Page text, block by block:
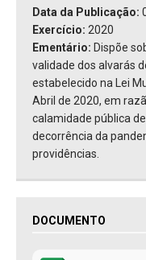
Data da Publicação:
Exercício: 2020
Ementário: Dispõe
validade dos alvarás
estabelecido na Lei
Abril de 2020, em
calamidade pública
decorrência da
providências.
DOCUMENTO